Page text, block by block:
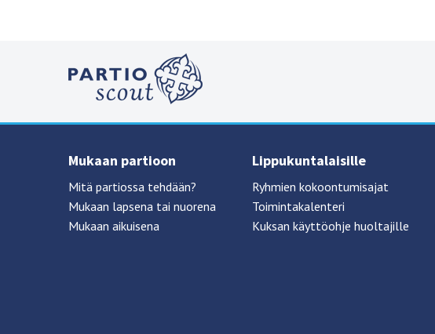
Mukaan partioon
Mitä partiossa tehdään?
Mukaan lapsena tai nuorena
Mukaan aikuisena
Lippukuntalaisille
Ryhmien kokoontumisajat
Toimintakalenteri
Kuksan käyttöohje huoltajille